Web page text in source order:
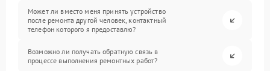
Может ли вместо меня принять устройство
после ремонта другой человек, контактный
телефон которого я предоставлю?
Возможно ли получать обратную связь в
процессе выполнения ремонтных работ?